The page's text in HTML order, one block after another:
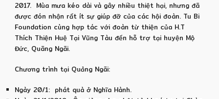
2017. Mùa mưa kéo dài và gây nhiều thiệt hại, nhưng đã
được đón nhận rất ít sự giúp đỡ của các hội đoàn. Tu Bi
Foundation cùng hợp tác với đoàn từ thiện của H.T
Thích Thiện Huệ Tại Vũng Tàu đến hỗ trợ tại huyện Mộ
Đức, Quãng Ngãi.
Chương trình tại Quảng Ngãi:
Ngày 20/1: phát quà ở Nghĩa Hành.